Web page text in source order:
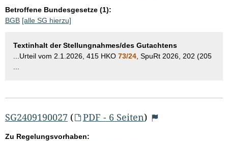
Betroffene Bundesgesetze (1):
BGB [alle SG hierzu]
Textinhalt der Stellungnahmes/des Gutachtens
...Urteil vom 2.1.2026, 415 HKO 73/24 , SpuRt 2026, 202 (205
SG2409190027 ( PDF - 6 Seiten)
Zu Regelungsvorhaben: